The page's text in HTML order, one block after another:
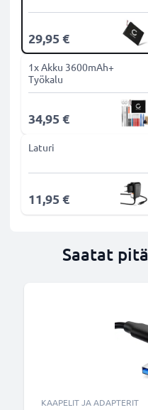
29,95 €
1x Akku 3600mAh+
Työkalu
34,95 €
Laturi
11,95 €
Saatat
KAAPELIT JA ADAPTERIT